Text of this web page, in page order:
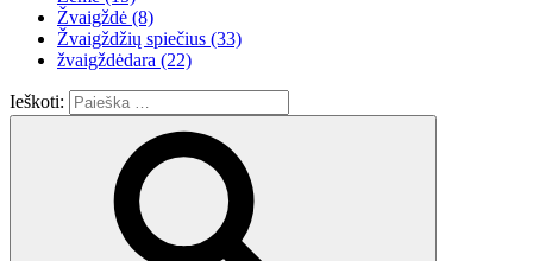
Žvaigždė (8)
Žvaigždžių spiečius (33)
žvaigždėdara (22)
Ieškoti: